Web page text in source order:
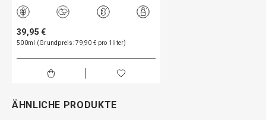
39,95 €
500ml (Grundpreis: 79,90 € pro 1liter)
ÄHNLICHE PRODUKTE